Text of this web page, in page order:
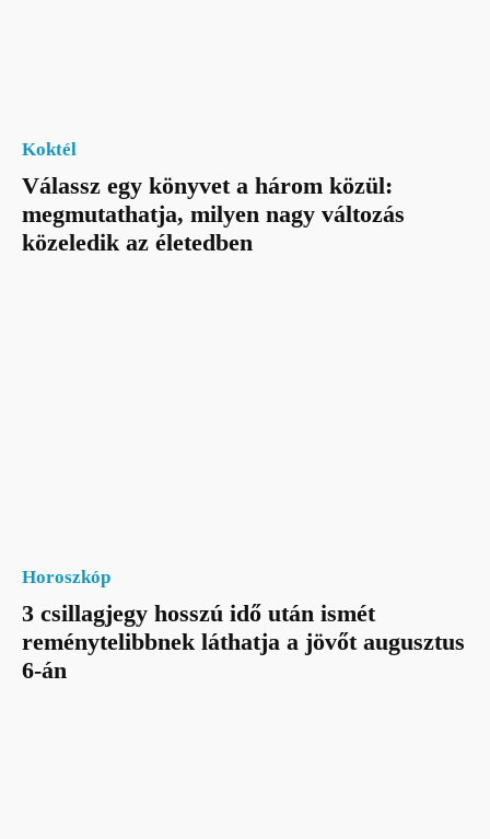
Koktél
Válassz egy könyvet a három közül:
megmutathatja, milyen nagy változás
közeledik az életedben
Horoszkóp
3 csillagjegy hosszú idő után ismét
reménytelibbnek láthatja a jövőt augusztus
6-án